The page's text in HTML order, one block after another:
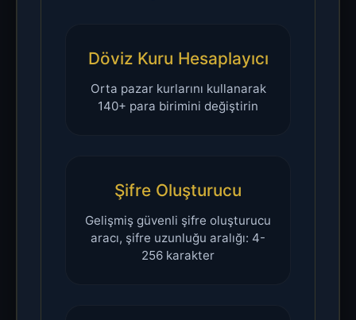
Döviz Kuru Hesaplayıcı
Orta pazar kurlarını kullanarak
140+ para birimini değiştirin
Şifre Oluşturucu
Gelişmiş güvenli şifre oluşturucu
aracı, şifre uzunluğu aralığı: 4-
256 karakter